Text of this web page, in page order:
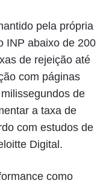
pela própria
INP abaixo de 200
de rejeição até
com páginas
de
a taxa de
com estudos de
Digital.
como